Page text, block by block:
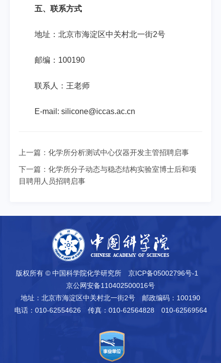
五、联系方式
地址：北京市海淀区中关村北一街2号
邮编： 100190
联系人：王老师
E-mail: silicone@iccas.ac.cn
上一篇： 化学所分析测试中心仪器开发主管招聘启事
下一篇： 化学所分子动态与稳态结构实验室博士后和项
目聘用人员招聘启事
版权所有 © 中国科学院化学研究所
京ICP备05002796号-1
京公网安备110402500016号
地址：北京市海淀区中关村北一街2号
邮政编码：100190
电话：010-62554626
传真：010-62564828 010-62569564